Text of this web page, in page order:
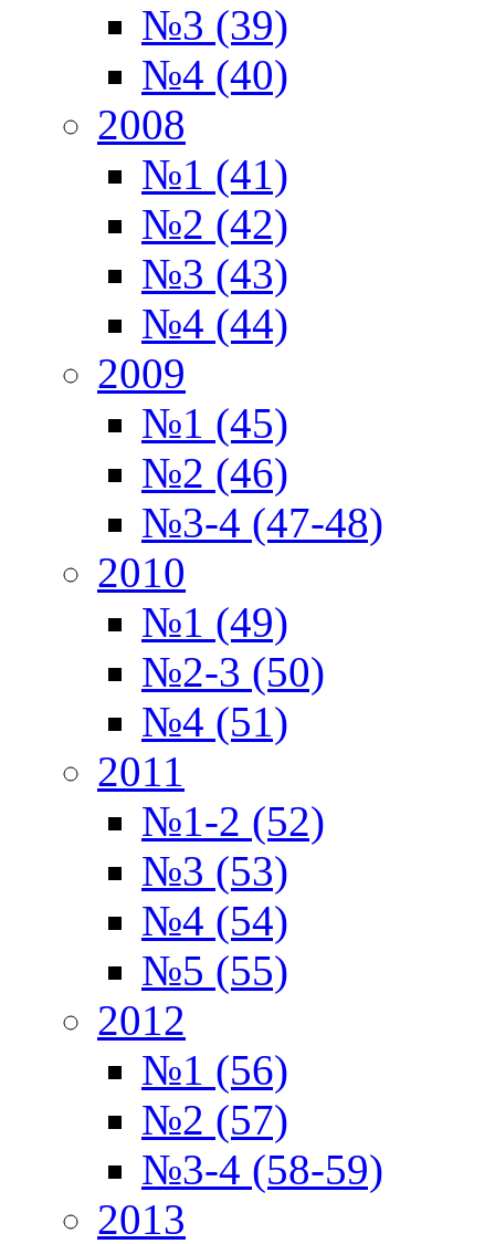
№3 (39)
№4 (40)
2008
№1 (41)
№2 (42)
№3 (43)
№4 (44)
2009
№1 (45)
№2 (46)
№3-4 (47-48)
2010
№1 (49)
№2-3 (50)
№4 (51)
2011
№1-2 (52)
№3 (53)
№4 (54)
№5 (55)
2012
№1 (56)
№2 (57)
№3-4 (58-59)
2013